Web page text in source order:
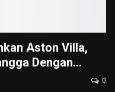
Aston Villa,
Dengan…
0